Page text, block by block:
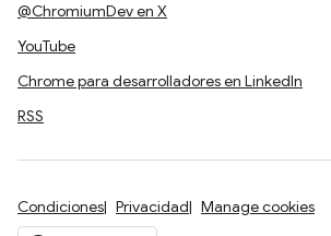
@ChromiumDev en X
YouTube
Chrome para desarrolladores en LinkedIn
RSS
Condiciones Privacidad Manage cookies